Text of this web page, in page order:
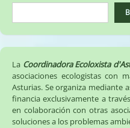
La Coordinadora Ecoloxista
asociaciones ecologistas con
Asturias. Se organiza mediante
financia exclusivamente a
en colaboración con otras
soluciones a los problemas